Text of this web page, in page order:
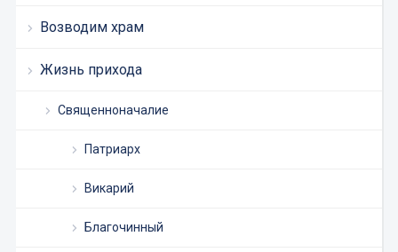
Возводим храм
Жизнь прихода
Священноначалие
Патриарх
Викарий
Благочинный